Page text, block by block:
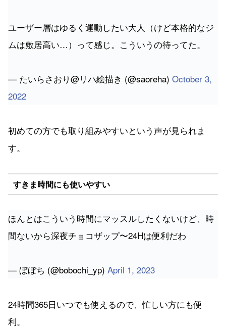
ユーザー層はゆるく運動したい大人（けど本格的なジ
ムは敷居高い…）って感じ。こういうの待ってた。
— たいらさおり@リハ絵描き (@saoreha) October 3,
2022
初めての方でも取り組みやすいという声が見られま
す。
すきま時間にも使いやすい
ほんとはこういう時間にマッスルしたくないけど、時
間ないから深夜チョコザップ〜24Hは便利だわ
— ぼぼち (@bobochi_yp) April 1, 2023
24時間365日いつでも使えるので、忙しい方にも便
利。